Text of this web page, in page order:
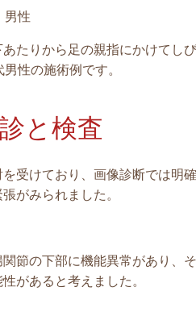
性
あたりから足の親指にかけてし
性の施術例です。
と検査
受けており、画像診断では明
がみられました。
節の下部に機能異常があり、
があると考えました。